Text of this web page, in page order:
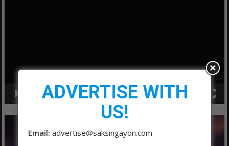
00:00ADVERTISE WITH
US!
Email: advertise@saksingayon.com